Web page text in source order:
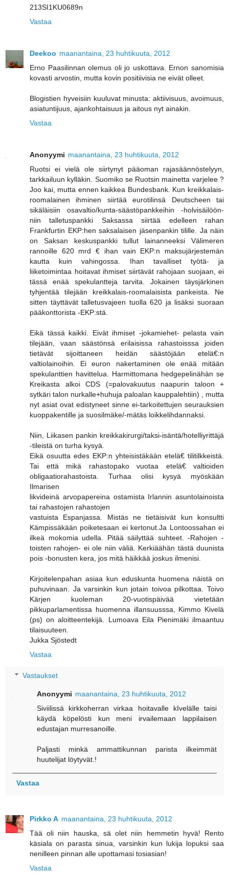
213SI1KU0689n
Vastaa
Deekoo maanantaina, 23 huhtikuuta, 2012
Erno Paasilinnan olemus oli jo uskottava. Ernon sanomisia
kovasti arvostin, mutta kovin positiivisia ne eivät olleet.
Blogistien hyveisiin kuuluvat minusta: aktiivisuus, avoimuus,
asiatuntijuus, ajankohtaisuus ja aitous nyt ainakin.
Vastaa
Anonyymi maanantaina, 23 huhtikuuta, 2012
Ruotsi ei vielä ole siirtynyt pääoman rajasäännöstelyyn,
tarkkailuun kylläkin. Suomiko se Ruotsin mainetta varjelee ?
Joo kai, mutta ennen kaikkea Bundesbank. Kun kreikkalais-
roomalainen ihminen siirtää eurotilinsä Deutscheen tai
sikäläisiin osavaltio/kunta-säästöpankkeihin -holvisäilöön-
niin talletuspankki Saksassa siirtää edelleen rahan
Frankfurtin EKP:hen saksalaisen jäsenpankin tilille. Ja näin
on Saksan keskuspankki tullut lainanneeksi Välimeren
rannoille 620 mrd € ihan vain EKP:n maksujärjestemän
kautta kuin vahingossa. Ihan tavalliset työtä- ja
liiketoimintaa hoitavat ihmiset siirtävät rahojaan suojaan, ei
tässä enää spekulantteja tarvita. Jokainen täysjärkinen
tyhjentää tilejään kreikkalais-roomalaisista pankeista. Ne
sitten täyttävät talletusvajeen tuolla 620 ja lisäksi suoraan
pääkonttorista -EKP:stä.
Eikä tässä kaikki. Eivät ihmiset -jokamiehet- pelasta vain
tilejään, vaan säästönsä erilaisissa rahastoisssa joiden
tietävät sijoittaneen heidän säästöjään etelä€:n
valtiolainoihin. Ei euron nakertaminen ole enää mitään
spekulanttien havittelua. Harmittomana hedgepelinähän se
Kreikasta alkoi CDS (=palovakuutus naapurin taloon +
sytkäri talon nurkalle+huhuja paloalan kauppalehtiin) , mutta
nyt asiat ovat edistyneet sinne ei-tarkoitettujen seurauksien
kuoppakentille ja suosilmäke/-mätäs loikkelihdannaksi.
Niin, Liikasen pankin kreikkakirurgi/taksi-isäntä/hotelliyrittäjä
-tileistä on turha kysyä.
Eikä osuutta edes EKP:n yhteisistäkään etelä€ tilitilkkeistä.
Tai että mikä rahastopako vuotaa etelä€ valtioiden
obligaatiorahastoista. Turhaa olisi kysyä myöskään
Ilmarisen
likvideinä arvopapereina ostamista Irlannin asuntolainoista
tai rahastojen rahastojen
vastuista Espanjassa. Mistäs ne tietäisivät kun konsultti
Kämpissäkään poiketesaan ei kertonut.Ja Lontoossahan ei
ilkeä mokomia udella. Pitää säilyttää suhteet. -Rahojen -
toisten rahojen- ei ole niin väliä. Kerkiäähän tästä duunista
pois -bonusten kera, jos mitä häikkää joskus ilmenisi.
Kirjoitelenpahan asiaa kun eduskunta huomena näistä on
puhuvinaan. Ja varsinkin kun jotain toivoa pilkottaa. Toivo
Kärjen kuoleman 20-vuotispäivää vietetään
pikkuparlamentissa huomenna illansuusssa, Kimmo Kivelä
(ps) on aloitteentekijä. Lumoava Eila Pienimäki ilmaantuu
tilaisuuteen.
Jukka Sjöstedt
Vastaa
Vastaukset
Anonyymi maanantaina, 23 huhtikuuta, 2012
Siviilissä kirkkoherran virkaa hoitavalle kIvelälle taisi
käydä köpelösti kun meni irvailemaan lappilaisen
edustajan murresanoille.
Paljasti minkä ammattikunnan parista ilkeimmät
huutelijat löytyvät.!
Vastaa
Pirkko A maanantaina, 23 huhtikuuta, 2012
Tää oli niin hauska, sä olet niin hemmetin hyvä! Rento
käsiala on parasta sinua, varsinkin kun lukija lopuksi saa
nenilleen pinnan alle upottamasi tosiasian!
Vastaa